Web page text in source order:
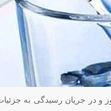
در جریان رسیدگی به جزئیات